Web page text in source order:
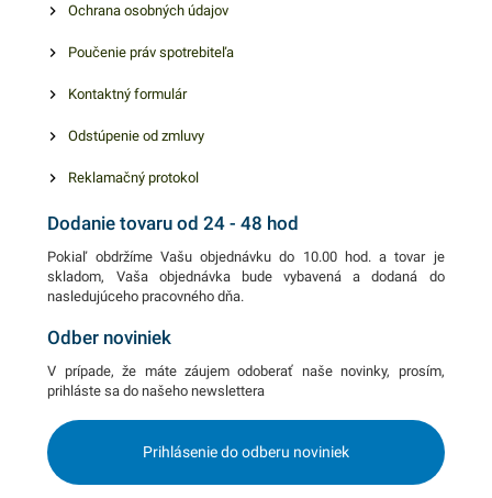
pohárikov s potlačou. V
podobné produkty, ktoré vás
zaručene oslovia.
Ochrana osobných údajov
Poučenie práv spotrebiteľa
Kontaktný formulár
Odstúpenie od zmluvy
Reklamačný protokol
Dodanie tovaru od 24 - 48 hod
Pokiaľ obdržíme Vašu objednávku do 10.00 hod. a tovar je
skladom, Vaša objednávka bude vybavená a dodaná do
nasledujúceho pracovného dňa.
Odber noviniek
V prípade, že máte záujem odoberať naše novinky, prosím,
prihláste sa do našeho newslettera
Prihlásenie do odberu noviniek